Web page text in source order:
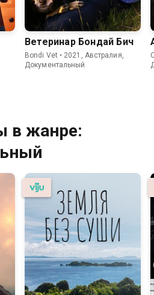
Ветеринар Бондай Бич
Bondi Vet • 2021, Австралия,
Документальный
в жанре: